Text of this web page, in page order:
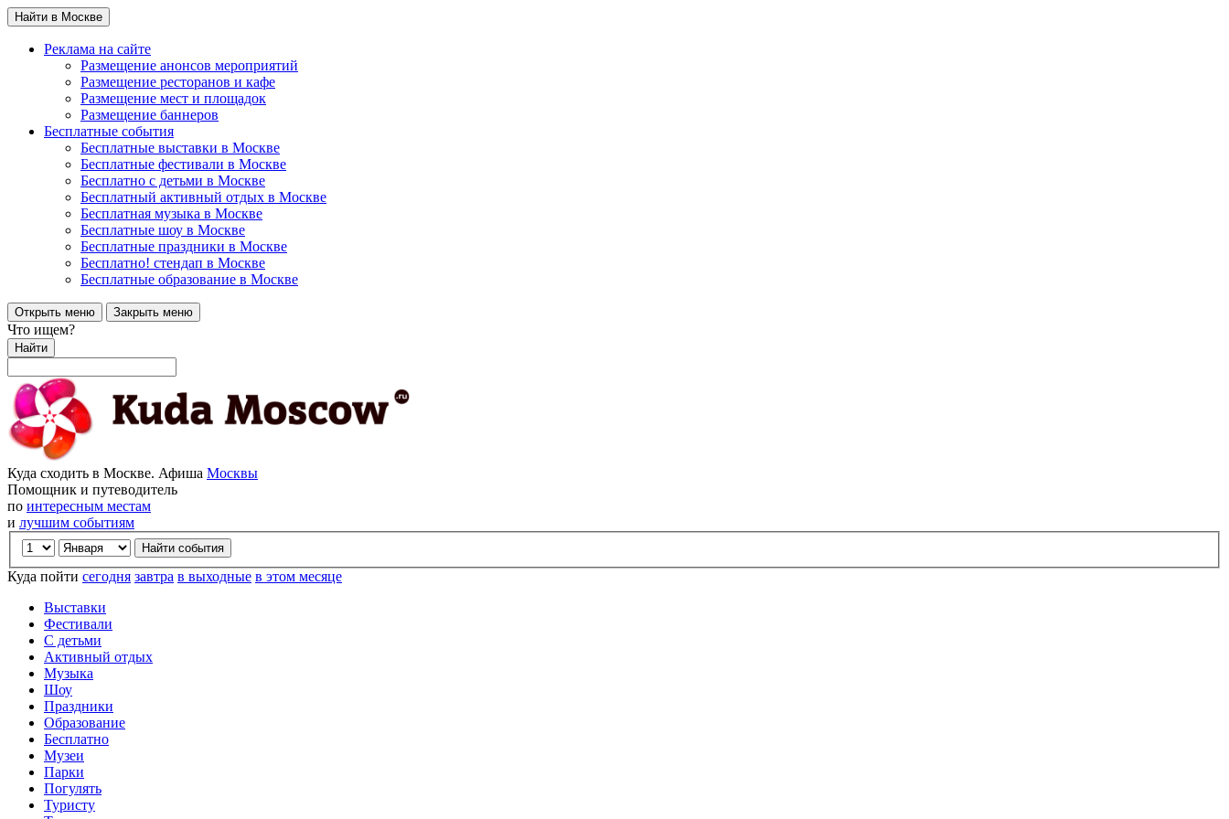
Найти в Москве
Реклама на сайте
Размещение анонсов мероприятий
Размещение ресторанов и кафе
Размещение мест и площадок
Размещение баннеров
Бесплатные события
Бесплатные выставки в Москве
Бесплатные фестивали в Москве
Бесплатно с детьми в Москве
Бесплатный активный отдых в Москве
Бесплатная музыка в Москве
Бесплатные шоу в Москве
Бесплатные праздники в Москве
Бесплатно! стендап в Москве
Бесплатные образование в Москве
Открыть меню Закрыть меню
Что ищем?
Найти
Куда сходить в Москве. Афиша Москвы
Помощник и путеводитель
по интересным местам
и лучшим событиям
Куда пойти сегодня завтра в выходные в этом месяце
Выставки
Фестивали
С детьми
Активный отдых
Музыка
Шоу
Праздники
Образование
Бесплатно
Музеи
Парки
Погулять
Туристу